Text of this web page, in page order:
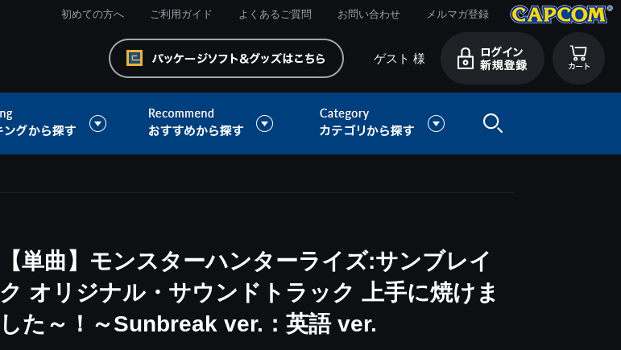
初めての方へ ご利用ガイド よくあるご質問 お問い合わせ メルマガ登録
ゲスト 様
【単曲】モンスターハンターライズ:サンブレイ
ク オリジナル・サウンドトラック 上手に焼けま
した～！～Sunbreak ver.：英語 ver.